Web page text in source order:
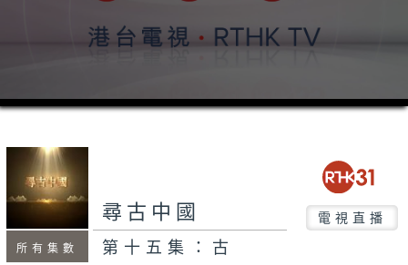
所有集數
尋古中國 電視直播
第十五集：古